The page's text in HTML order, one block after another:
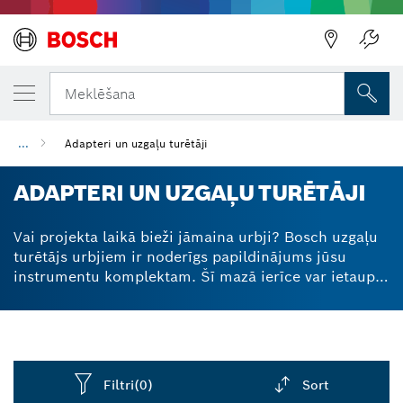
Meklēšana
... Adapteri un uzgaļu turētāji
ADAPTERI UN UZGAĻU TURĒTĀJI
Vai projekta laikā bieži jāmaina urbji? Bosch uzgaļu
turētājs urbjiem ir noderīgs papildinājums jūsu
instrumentu komplektam. Šī mazā ierīce var ietaupīt
sakārtoti un viegli pieejami. Ir pieejami daudzu veidu
pagarinātie turētāji. Pastāvīgie magnētiskie
skrūvgriežu vai triecienskrūvgriežu uzgaļu turētāji ir
Filtri(0) Sort